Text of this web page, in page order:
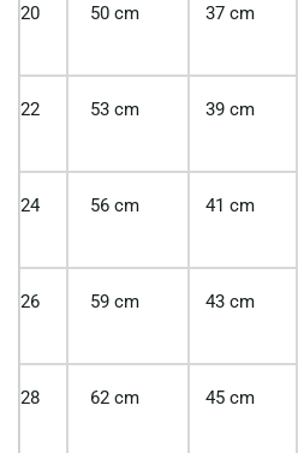
20 50 cm 37 cm
22 53 cm 39 cm
24 56 cm 41 cm
26 59 cm 43 cm
28 62 cm 45 cm